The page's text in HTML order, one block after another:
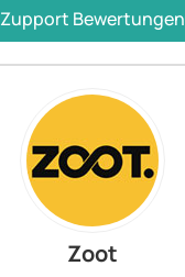
Zupport Bewertungen
Zoot